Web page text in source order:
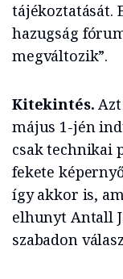
tájékoztatását.
hazugság
megváltozik”.
Kitekintés.
május 1-jén
csak technikai
fekete
így akkor is,
elhunyt Antall
szabadon